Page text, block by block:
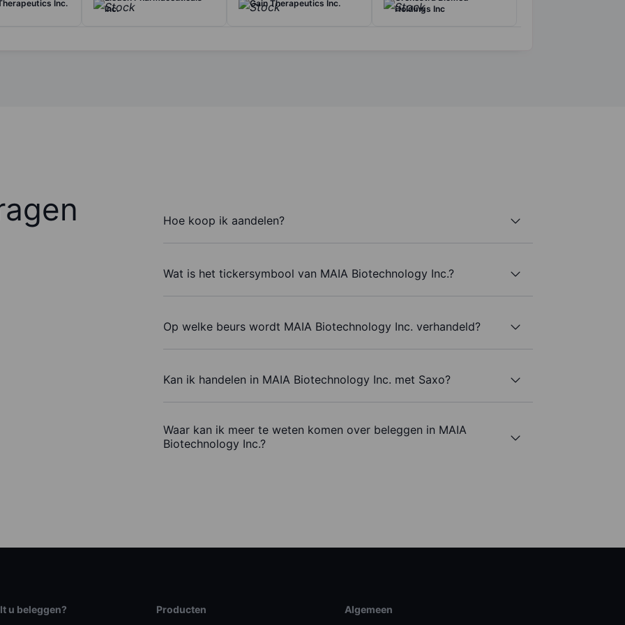
Inc.
Inc.
Gain Therapeutics Inc.
Holdings Inc
Hoe koop ik aandelen?
Wat is het tickersymbool van MAIA Biotechnology Inc.?
Op welke beurs wordt MAIA Biotechnology Inc. verhandeld?
Kan ik handelen in MAIA Biotechnology Inc. met Saxo?
Waar kan ik meer te weten komen over beleggen in MAIA
Biotechnology Inc.?
u beleggen? Producten Algemeen